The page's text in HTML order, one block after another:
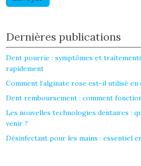
Dernières publications
Dent pourrie : symptômes et
rapidement
Comment l’alginate rose est-il utilisé en
Dent remboursement : comment
Les nouvelles technologies dentaires :
venir ?
Désinfectant pour les mains : essentiel